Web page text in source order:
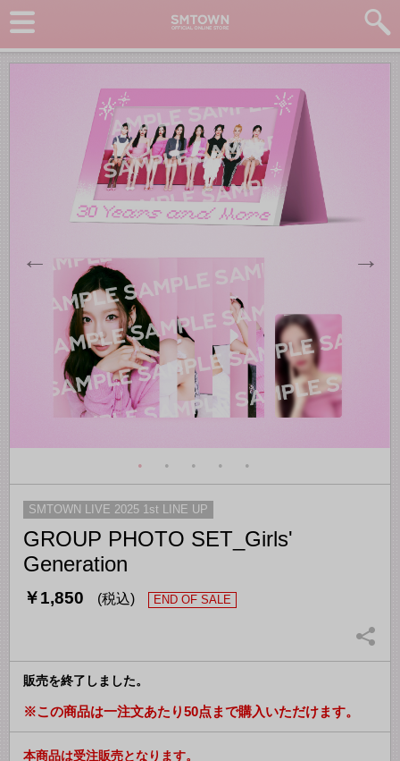
GROUP PHOTO SET_Girls'
Generation
￥1,850 (税込) END OF SALE
SMTOWN LIVE 2025 1st LINE UP
販売を終了しました。
※この商品は一注文あたり50点まで購入いただけます。
本商品は受注販売となります。